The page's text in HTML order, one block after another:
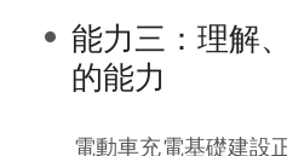
能力三：理解
的能力
電動車充電基礎建設正